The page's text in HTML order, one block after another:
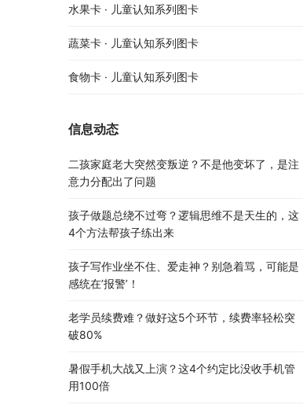
水果卡 · 儿童认知系列图卡
蔬菜卡 · 儿童认知系列图卡
食物卡 · 儿童认知系列图卡
信息动态
二孩家庭老大突然变叛逆？不是他变坏了，是注
意力分配出了问题
孩子做题总绕不过弯？逻辑思维不是天生的，这
4个方法帮孩子练出来
孩子写作业坐不住、爱走神？别急着骂，可能是
感统在’报警’！
老学员续费难？做好这5个环节，续费率轻松突
破80%
暑假手机大战又上演？这4个约定比没收手机管
用100倍